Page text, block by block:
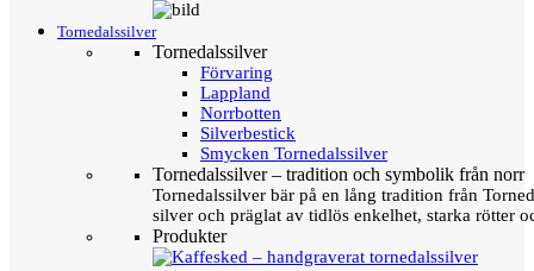
Tornedalssilver
Tornedalssilver
Förvaring
Lappland
Norrbotten
Silverbestick
Smycken Tornedalssilver
Tornedalssilver – tradition och symbolik från norr
Tornedalssilver bär på en lång tradition från
silver och präglat av tidlös enkelhet, starka rötter
Produkter